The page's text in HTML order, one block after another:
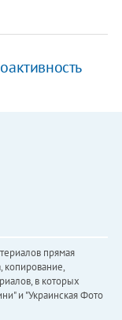
прямая
копирование,
в которых
и "Украинская Фото